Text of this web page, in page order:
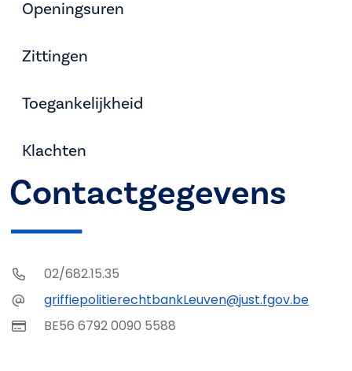
Openingsuren
Zittingen
Toegankelijkheid
Klachten
Contactgegevens
02/682.15.35
griffiepolitierechtbankLeuven@just.fgov.be
BE56 6792 0090 5588